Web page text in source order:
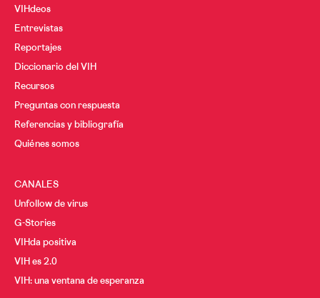
VIHdeos
Entrevistas
Reportajes
Diccionario del VIH
Recursos
Preguntas con respuesta
Referencias y bibliografía
Quiénes somos
CANALES
Unfollow de virus
G-Stories
VIHda positiva
VIH es 2.0
VIH: una ventana de esperanza